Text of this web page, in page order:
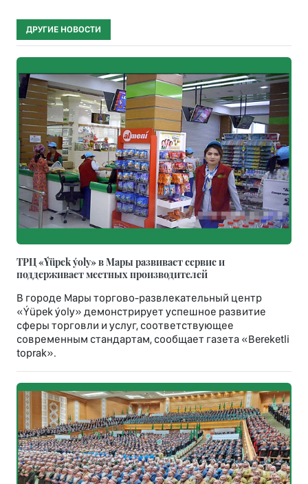
ДРУГИЕ НОВОСТИ
ТРЦ «Ýüpek ýoly» в Мары развивает сервис и
поддерживает местных производителей
В городе Мары торгово-развлекательный центр
«Ýüpek ýoly» демонстрирует успешное развитие
сферы торговли и услуг, соответствующее
современным стандартам, сообщает газета «Bereketli
toprak».